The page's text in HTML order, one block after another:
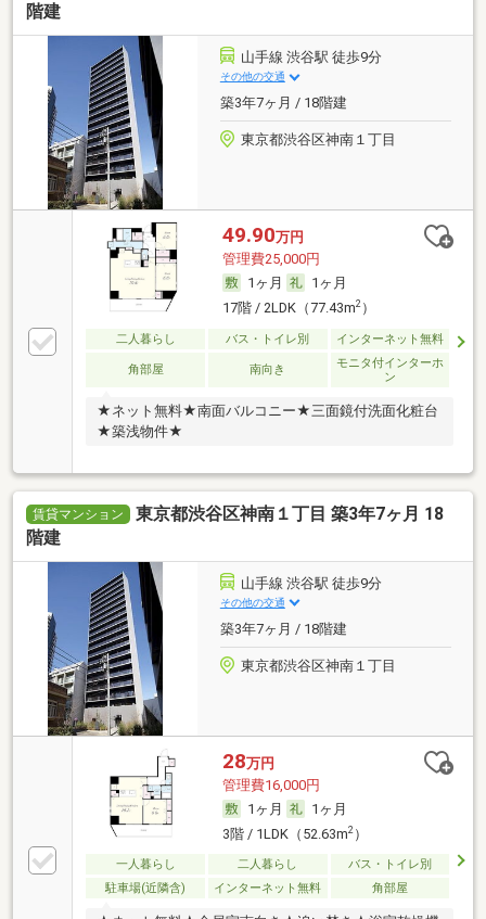
階建
山手線 渋谷駅 徒歩9分
その他の交通
築3年7ヶ月 / 18階建
東京都渋谷区神南１丁目
49.90万円
管理費25,000円
1ヶ月
1ヶ月
17階 / 2LDK（77.43m2）
二人暮らし バス・トイレ別 インターネット無料
角部屋 南向き
モニタ付インターホ
ン
★ネット無料★南面バルコニー★三面鏡付洗面化粧台
★築浅物件★
賃貸マンション
東京都渋谷区神南１丁目 築3年7ヶ月 18
階建
山手線 渋谷駅 徒歩9分
その他の交通
築3年7ヶ月 / 18階建
東京都渋谷区神南１丁目
28万円
管理費16,000円
1ヶ月
1ヶ月
3階 / 1LDK（52.63m2）
一人暮らし 二人暮らし
バス・トイレ別
駐車場(近隣含)
インターネット無料 角部屋